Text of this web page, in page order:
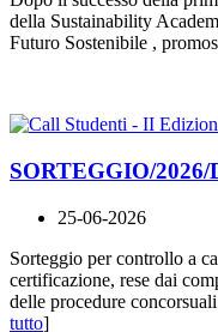
della Sustainability
Futuro Sostenibile ,
SORTEGGIO/2026/
25-06-2026
Sorteggio per controllo a
certificazione, rese dai
delle procedure
tutto]